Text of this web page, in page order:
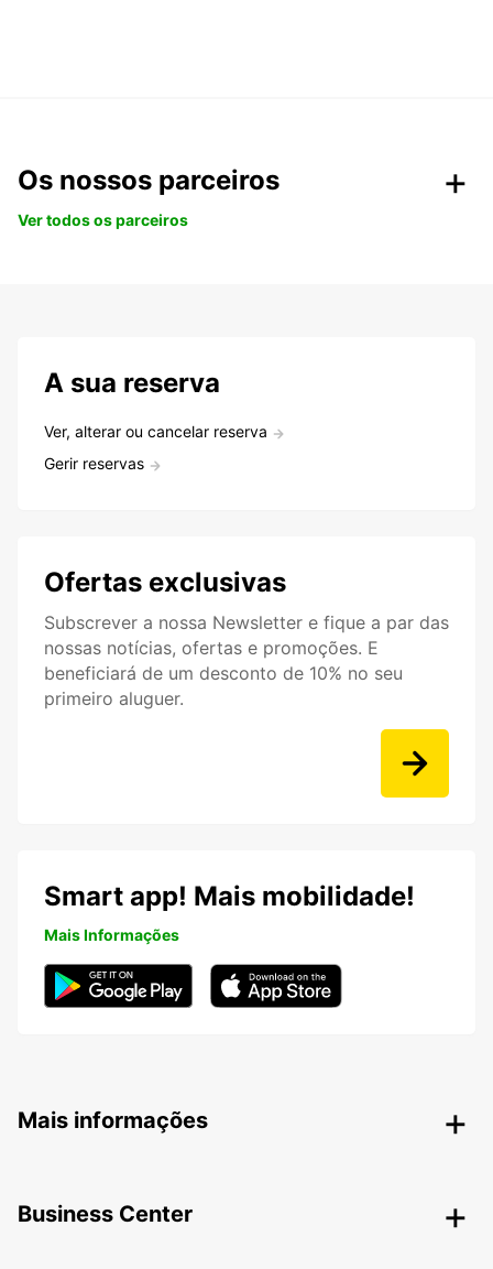
Os nossos parceiros
Ver todos os parceiros
A sua reserva
Ver, alterar ou cancelar reserva
Gerir reservas
Ofertas exclusivas
Subscrever a nossa Newsletter e fique a par das
nossas notícias, ofertas e promoções. E
beneficiará de um desconto de 10% no seu
primeiro aluguer.
Smart app! Mais mobilidade!
Mais Informações
Mais informações
Business Center